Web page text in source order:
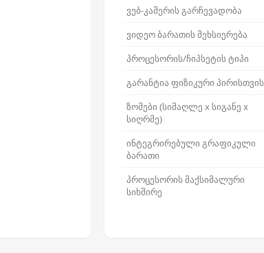
ვებ-კამერის გარჩევადობა
ვიდეო ბარათის მეხსიერება
პროცესორის/ჩიპსეტის ტიპი
გარანტია ფიზიკური პირისთვის
ზომები (სიმაღლე x სიგანე x
სიღრმე)
ინტეგრირებული გრაფიკული
ბარათი
პროცესორის მაქსიმალური
სიხშირე